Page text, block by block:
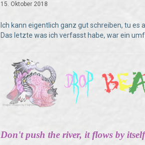
15. Oktober 2018
Ich kann eigentlich ganz gut schreiben, tu es
Das letzte was ich verfasst habe, war ein
Don't push the river, it flows by